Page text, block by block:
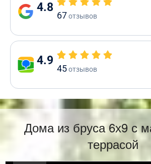
4.8
67отзывов
4.9
45отзывов
Дома из бруса 6х9 с
террасой